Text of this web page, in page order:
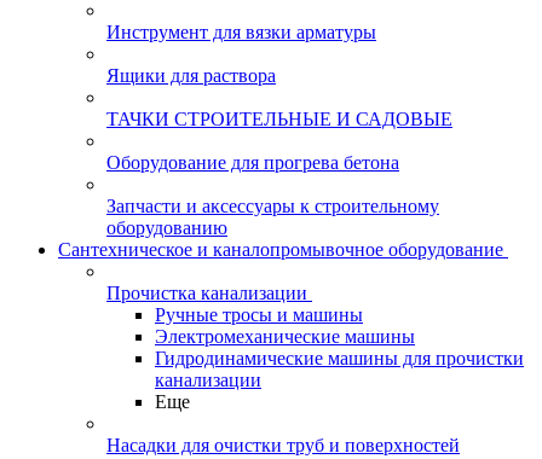
Инструмент для вязки арматуры
Ящики для раствора
ТАЧКИ СТРОИТЕЛЬНЫЕ И САДОВЫЕ
Оборудование для прогрева бетона
Запчасти и аксессуары к строительному
оборудованию
Сантехническое и каналопромывочное оборудование
Прочистка канализации
Ручные тросы и машины
Электромеханические машины
Гидродинамические машины для прочистки
канализации
Еще
Насадки для очистки труб и поверхностей